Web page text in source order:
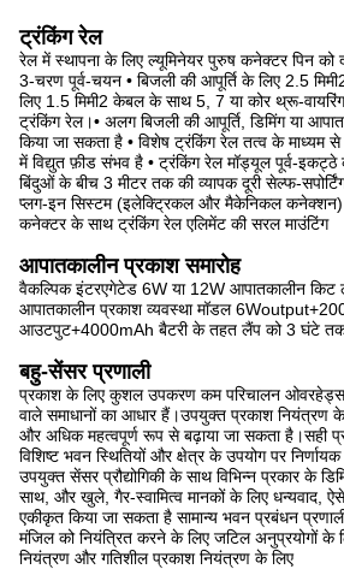
ट्रंकिंग रेल
रेल में स्थापना के लिए ल्यूमिनेयर पुरुष कनेक्टर पिन को
3-चरण पूर्व-चयन • बिजली की आपूर्ति के लिए 2.5
लिए 1.5 मिमी2 केबल के साथ 5, 7 या कोर थ्रू-
ट्रंकिंग रेल।• अलग बिजली की आपूर्ति, डिमिंग या
किया जा सकता है • विशेष ट्रंकिंग रेल तत्व के माध्यम
में विद्युत फ़ीड संभव है • ट्रंकिंग रेल मॉड्यूल पूर्व-
बिंदुओं के बीच 3 मीटर तक की व्यापक दूरी सेल्फ-
प्लग-इन सिस्टम (इलेक्ट्रिकल और मैकेनिकल
कनेक्टर के साथ ट्रंकिंग रेल एलिमेंट की सरल माउंटिंग
आपातकालीन प्रकाश समारोह
वैकल्पिक इंटरएगेटेड 6W या 12W आपातकालीन किट
आपातकालीन प्रकाश व्यवस्था मॉडल
आउटपुट+4000mAh बैटरी के तहत लैंप को 3 घंटे
बहु-सेंसर प्रणाली
प्रकाश के लिए कुशल उपकरण कम परिचालन ओवरहेड्स
वाले समाधानों का आधार हैं।उपयुक्त प्रकाश नियंत्रण
और अधिक महत्वपूर्ण रूप से बढ़ाया जा सकता है।सही
विशिष्ट भवन स्थितियों और क्षेत्र के उपयोग पर
उपयुक्त सेंसर प्रौद्योगिकी के साथ विभिन्न प्रकार के
साथ, और खुले, गैर-स्वामित्व मानकों के लिए धन्यवाद,
एकीकृत किया जा सकता है सामान्य भवन प्रबंधन
मंजिल को नियंत्रित करने के लिए जटिल अनुप्रयोगों के
नियंत्रण और गतिशील प्रकाश नियंत्रण के लिए